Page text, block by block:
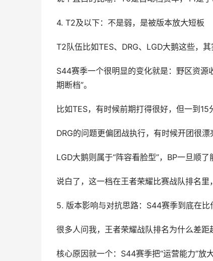
4. T2及以下：不是弱，是被版本放大短板
T2队伍比如TES、DRG、LGD大鹅这些，
S44赛季一个很明显的变化就是：野区资
期断档”。
比如TES，有时候前期打得很好，但一到
DRG的问题更偏团战执行，有时候开团很
LGD大鹅则属于“阵容看脸型”，BP一旦顺了
说白了，这一档在王者荣耀比赛战队排名里
5. 版本影响与对抗思路：S44赛季到底在比
很多人问我，王者荣耀战队排名为什么差距
核心原因就一个：S44赛季把“运营能力”放大